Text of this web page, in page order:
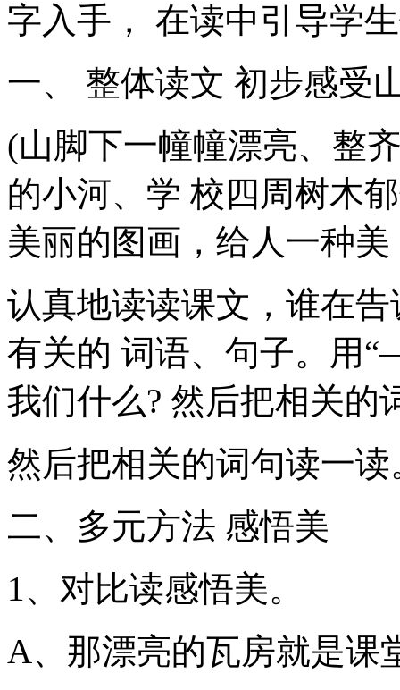
字入手， 在读中引导学
一、 整体读文 初步感受
(山脚下一幢幢漂亮、整
的小河、学 校四周树木
美丽的图画，给人一种
认真地读读课文，谁在
有关的 词语、句子。用
我们什么? 然后把相关的
然后把相关的词句读一读
二、多元方法 感悟美
1、对比读感悟美。
A、那漂亮的瓦房就是课